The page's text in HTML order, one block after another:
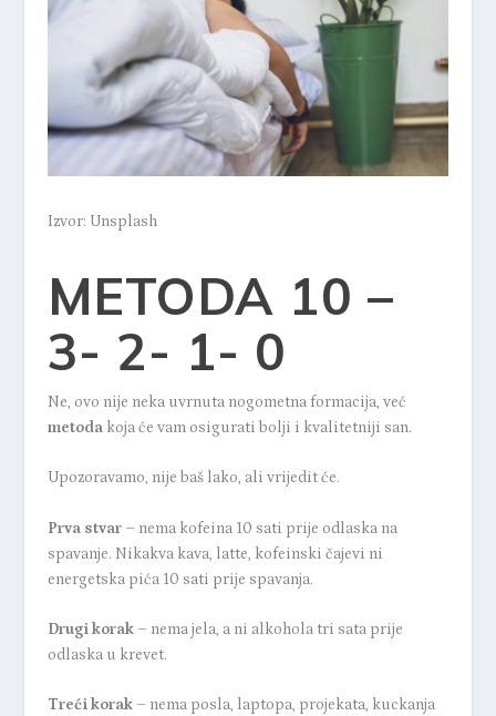
Izvor: Unsplash
METODA 10 –
3- 2- 1- 0
Ne, ovo nije neka uvrnuta nogometna formacija, već
metodakoja će vam osigurati bolji i kvalitetniji san.
Upozoravamo, nije baš lako, ali vrijedit će.
Prva stvar– nema kofeina 10 sati prije odlaska na
spavanje. Nikakva kava, latte, kofeinski čajevi ni
energetska pića 10 sati prije spavanja.
Drugi korak– nema jela, a ni alkohola tri sata prije
odlaska u krevet.
Treći korak– nema posla, laptopa, projekata, kuckanja